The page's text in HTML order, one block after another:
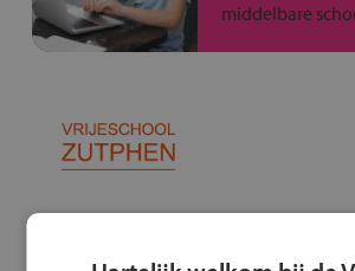
middelbare